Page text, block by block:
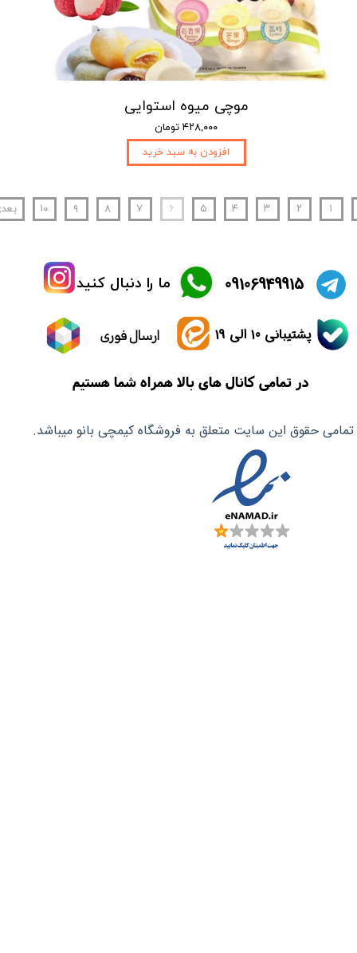
موچی میوه استوایی
۴۲۸,۰۰۰ تومان
افزودن به سبد خرید
۱ ۲ ۳ ۴ ۵ ۶ ۷ ۸ ۹ ۱۰
تمامی حقوق این سایت متعلق به فروشگاه کیمچی بانو میباشد.
ما را دنبال کنید ​09106949915
ارسال فوری پشتیبانی 10 الی 19
در تمامی کانال های بالا همراه شما هستیم